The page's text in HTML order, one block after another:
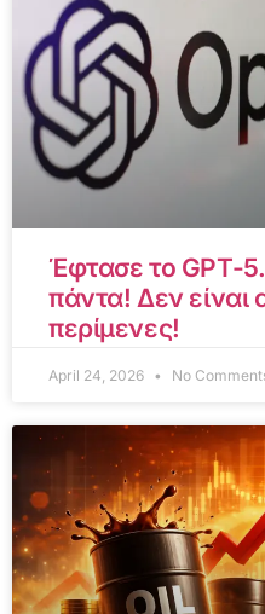
Έφτασε το GPT-
πάντα! Δεν είναι
περίμενες!
April 24, 2026 No